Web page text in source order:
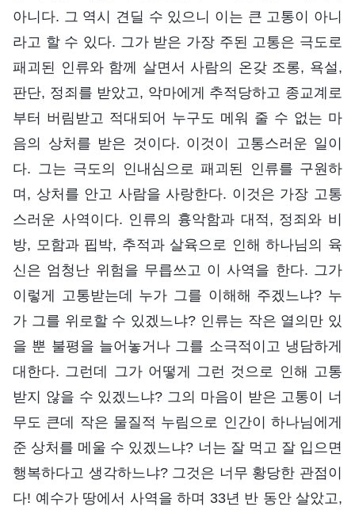
아니다. 그 역시 견딜 수 있으니 이는 큰 고통이 아니
라고 할 수 있다. 그가 받은 가장 주된 고통은 극도로
패괴된 인류와 함께 살면서 사람의 온갖 조롱, 욕설,
판단, 정죄를 받았고, 악마에게 추적당하고 종교계로
부터 버림받고 적대되어 누구도 메워 줄 수 없는 마
음의 상처를 받은 것이다. 이것이 고통스러운 일이
다. 그는 극도의 인내심으로 패괴된 인류를 구원하
며, 상처를 안고 사람을 사랑한다. 이것은 가장 고통
스러운 사역이다. 인류의 흉악함과 대적, 정죄와 비
방, 모함과 핍박, 추적과 살육으로 인해 하나님의 육
신은 엄청난 위험을 무릅쓰고 이 사역을 한다. 그가
이렇게 고통받는데 누가 그를 이해해 주겠느냐? 누
가 그를 위로할 수 있겠느냐? 인류는 작은 열의만 있
을 뿐 불평을 늘어놓거나 그를 소극적이고 냉담하게
대한다. 그런데 그가 어떻게 그런 것으로 인해 고통
받지 않을 수 있겠느냐? 그의 마음이 받은 고통이 너
무도 큰데 작은 물질적 누림으로 인간이 하나님에게
준 상처를 메울 수 있겠느냐? 너는 잘 먹고 잘 입으면
행복하다고 생각하느냐? 그것은 너무 황당한 관점이
다! 예수가 땅에서 사역을 하며 33년 반 동안 살았고,